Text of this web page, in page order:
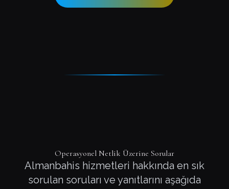
Operasyonel Netlik Üzerine Sorular
Almanbahis hizmetleri hakkında en sık
sorulan soruları ve yanıtlarını aşağıda